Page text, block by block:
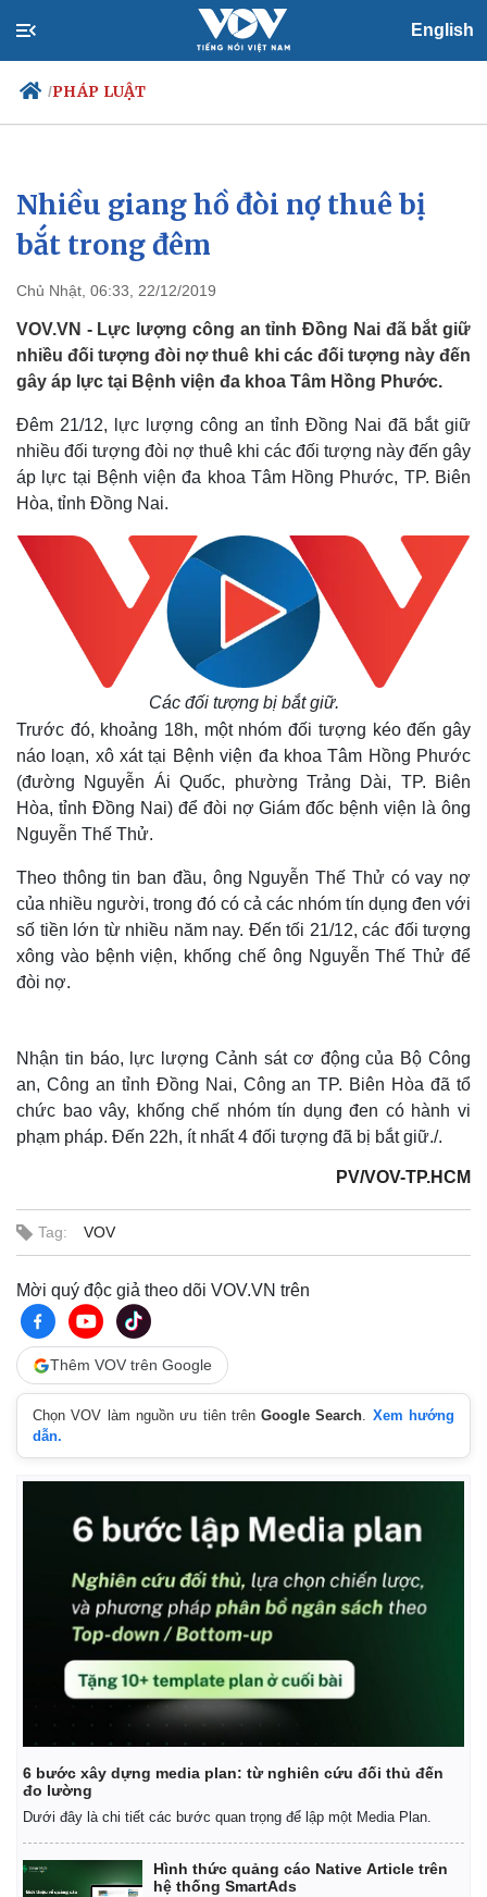
English
/PHÁP LUẬT
Chính trị
Đảng
Tổ chức nhân sự
Nhận diện sự thật
Xã hội
Việc làm
Biển đảo
Quan sát
Cuộc sống đó đây
Hồ sơ
E-Magazine
Infographic
Nhiều giang hồ đòi nợ thuê bị
bắt trong đêm
Chủ Nhật, 06:33, 22/12/2019
VOV.VN - Lực lượng công an tỉnh Đồng Nai đã bắt giữ
nhiều đối tượng đòi nợ thuê khi các đối tượng này đến
gây áp lực tại Bệnh viện đa khoa Tâm Hồng Phước.
Đêm 21/12, lực lượng công an tỉnh Đồng Nai đã bắt giữ
nhiều đối tượng đòi nợ thuê khi các đối tượng này đến gây
áp lực tại Bệnh viện đa khoa Tâm Hồng Phước, TP. Biên
Hòa, tỉnh Đồng Nai.
Các đối tượng bị bắt giữ.
Trước đó, khoảng 18h, một nhóm đối tượng kéo đến gây
náo loạn, xô xát tại Bệnh viện đa khoa Tâm Hồng Phước
(đường Nguyễn Ái Quốc, phường Trảng Dài, TP. Biên
Hòa, tỉnh Đồng Nai) để đòi nợ Giám đốc bệnh viện là ông
Nguyễn Thế Thử.
Theo thông tin ban đầu, ông Nguyễn Thế Thử có vay nợ
của nhiều người, trong đó có cả các nhóm tín dụng đen với
số tiền lớn từ nhiều năm nay. Đến tối 21/12, các đối tượng
xông vào bệnh viện, khống chế ông Nguyễn Thế Thử để
đòi nợ.
Nhận tin báo, lực lượng Cảnh sát cơ động của Bộ Công
an, Công an tỉnh Đồng Nai, Công an TP. Biên Hòa đã tổ
chức bao vây, khống chế nhóm tín dụng đen có hành vi
phạm pháp. Đến 22h, ít nhất 4 đối tượng đã bị bắt giữ./.
PV/VOV-TP.HCM
Tag: VOV
Mời quý độc giả theo dõi VOV.VN trên
Thêm VOV trên Google
Chọn VOV làm nguồn ưu tiên trênGoogle Search. Xem hướng
dẫn.
6 bước xây dựng media plan: từ nghiên cứu đối thủ đến
đo lường
Dưới đây là chi tiết các bước quan trọng để lập một Media Plan.
Hình thức quảng cáo Native Article trên
hệ thống SmartAds